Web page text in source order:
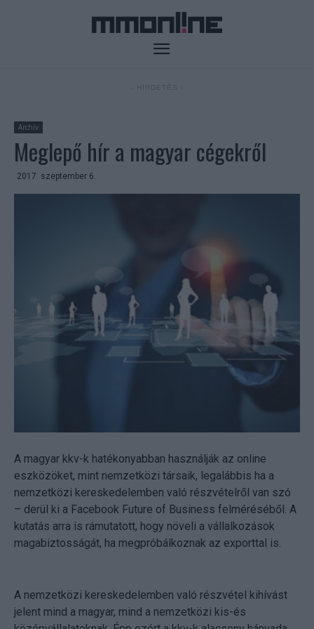
Archív
Meglepő hír a magyar cégekről
2017. szeptember 6.
A magyar kkv-k hatékonyabban használják az online
eszközöket, mint nemzetközi társaik, legalábbis ha a
nemzetközi kereskedelemben való részvételről van szó
– derül ki a Facebook Future of Business felméréséből. A
kutatás arra is rámutatott, hogy növeli a vállalkozások
magabiztosságát, ha megpróbálkoznak az exporttal is.
A nemzetközi kereskedelemben való részvétel kihívást
jelent mind a magyar, mind a nemzetközi kis-és